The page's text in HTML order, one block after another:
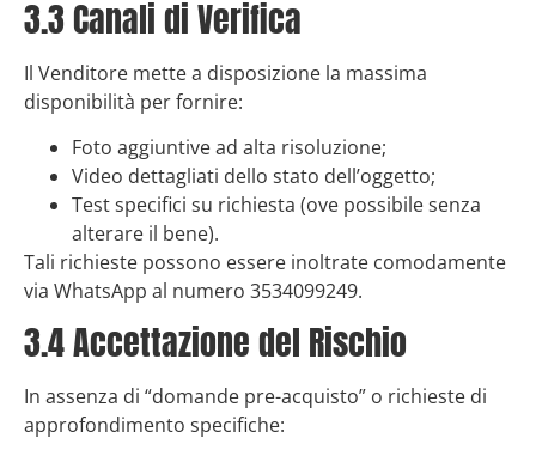
3.3 Canali di Verifica
Il Venditore mette a disposizione la massima
disponibilità per fornire:
Foto aggiuntive ad alta risoluzione;
Video dettagliati dello stato dell’oggetto;
Test specifici su richiesta (ove possibile senza
alterare il bene).
Tali richieste possono essere inoltrate comodamente
via WhatsApp al numero 3534099249.
3.4 Accettazione del Rischio
In assenza di “domande pre-acquisto” o richieste di
approfondimento specifiche: